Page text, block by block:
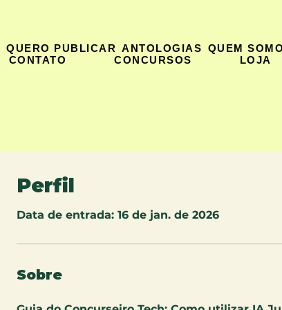
QUERO PUBLICAR ANTOLOGIAS QUEM
CONTATO CONCURSOS LOJA
Perfil
Data de entrada: 16 de jan. de 2026
Sobre